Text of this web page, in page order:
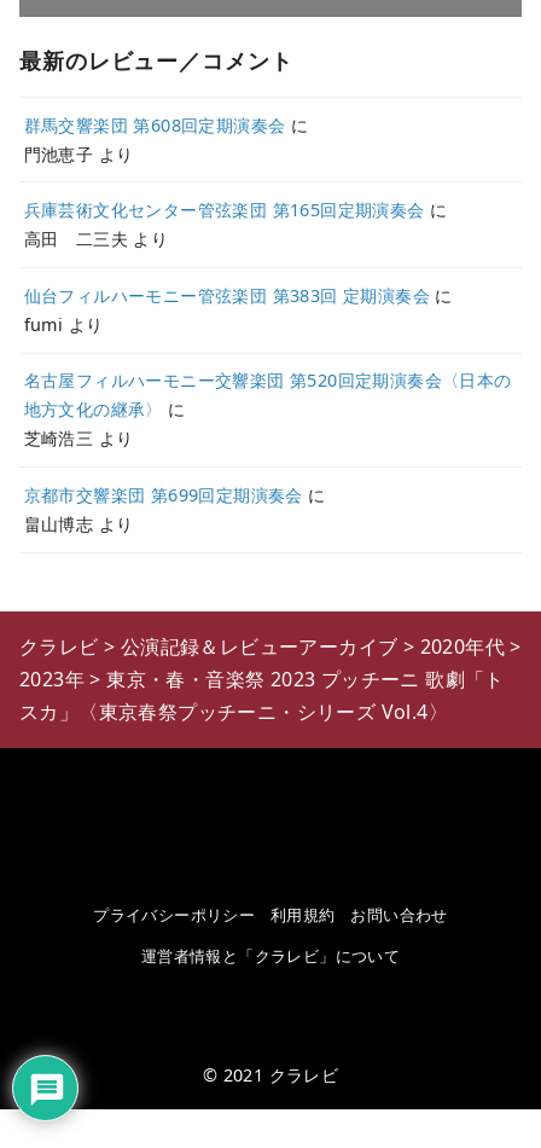
最新のレビュー／コメント
群馬交響楽団 第608回定期演奏会 に
門池恵子 より
兵庫芸術文化センター管弦楽団 第165回定期演奏会 に
高田 二三夫 より
仙台フィルハーモニー管弦楽団 第383回 定期演奏会 に
fumi より
名古屋フィルハーモニー交響楽団 第520回定期演奏会〈日本の
地方文化の継承〉
に
芝崎浩三 より
京都市交響楽団 第699回定期演奏会 に
畠山博志 より
クラレビ > 公演記録＆レビューアーカイブ > 2020年代>
2023年>東京・春・音楽祭 2023 プッチーニ 歌劇「ト
スカ」〈東京春祭プッチーニ・シリーズ Vol.4〉
プライバシーポリシー 利用規約
お問い合わせ
運営者情報と「クラレビ」について
© 2021 クラレビ